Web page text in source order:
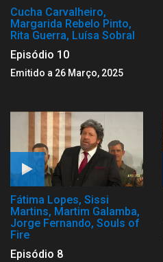
Cucha Carvalheiro,
Margarida Rebelo Pinto,
Rita Guerra, Luísa Sobral
Episódio 10
Emitido a 26 Março, 2025
Fátima Lopes, Sissi
Martins, Martim Galamba,
Jorge Fernando, Souls of
Fire
Episódio 8